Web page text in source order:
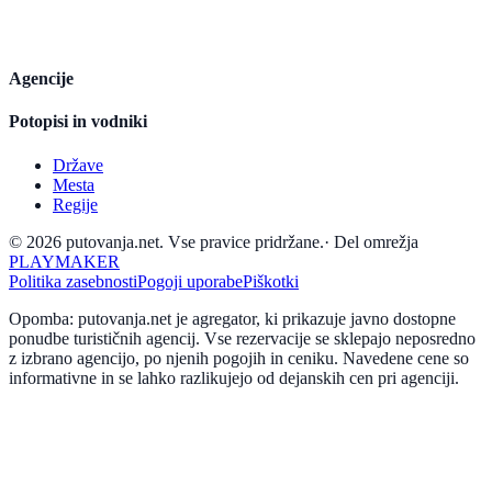
Agencije
Potopisi in vodniki
Države
Mesta
Regije
© 2026 putovanja.net. Vse pravice pridržane.· Del omrežja
PLAYMAKER
Politika zasebnostiPogoji uporabePiškotki
Opomba: putovanja.net je agregator, ki prikazuje javno dostopne
ponudbe turističnih agencij. Vse rezervacije se sklepajo neposredno
z izbrano agencijo, po njenih pogojih in ceniku. Navedene cene so
informativne in se lahko razlikujejo od dejanskih cen pri agenciji.